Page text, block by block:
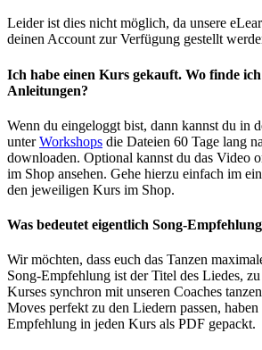
Leider ist dies nicht möglich, da unsere
deinen Account zur Verfügung gestellt
Ich habe einen Kurs gekauft. Wo finde
Anleitungen?
Wenn du eingeloggt bist, dann kannst du in
unterWorkshops die Dateien 60 Tage lang
downloaden. Optional kannst du das Video
im Shop ansehen. Gehe hierzu einfach im
den jeweiligen Kurs im Shop.
Was bedeutet eigentlich Song-
Wir möchten, dass euch das Tanzen
Song-Empfehlung ist der Titel des Liedes,
Kurses synchron mit unseren Coaches
Moves perfekt zu den Liedern passen,
Empfehlung in jeden Kurs als PDF gepackt.